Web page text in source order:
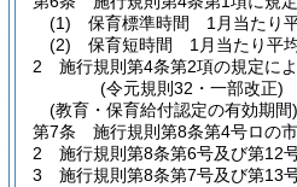
(1)
保育標準時間 1月当たり
(2)
保育短時間 1月当たり平
2
施行規則第4条第2項の規定に
(令元規則32・一部改正)
(教育・保育給付認定の有効期間)
第7条
施行規則第8条第4号ロの
2
施行規則第8条第6号及び第12
3
施行規則第8条第7号及び第13